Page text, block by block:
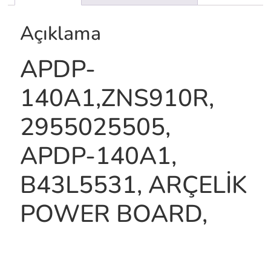
Açıklama
APDP-
140A1,ZNS910R,
2955025505,
APDP-140A1,
B43L5531, ARÇELİK
POWER BOARD,